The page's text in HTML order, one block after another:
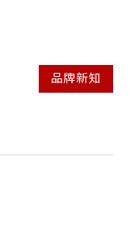
品牌新知